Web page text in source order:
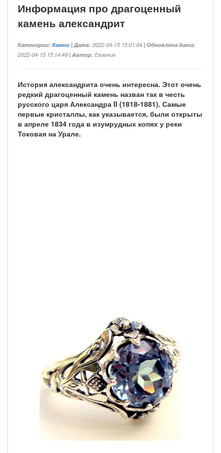
Информация про драгоценный
камень александрит
Категории:Камни | Дата:2022-04-15 15:01:04 | Обновлена дата:
2022-04-15 15:14:48 | Автор:Евгения
История александрита очень интересна. Этот очень
редкий драгоценный камень назван так в честь
русского царя Александра II (1818-1881). Самые
первые кристаллы, как указывается, были открыты
в апреле 1834 года в изумрудных копях у реки
Токовая на Урале.